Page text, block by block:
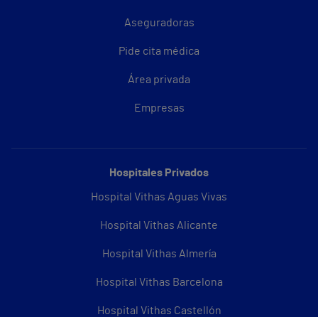
Aseguradoras
Pide cita médica
Área privada
Empresas
Hospitales Privados
Hospital Vithas Aguas Vivas
Hospital Vithas Alicante
Hospital Vithas Almería
Hospital Vithas Barcelona
Hospital Vithas Castellón